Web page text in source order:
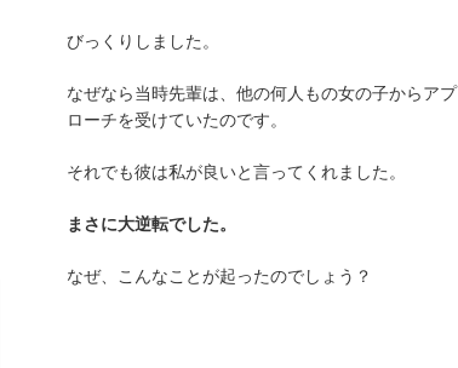
びっくりしました。
なぜなら当時先輩は、他の何人もの女の子からアプ
ローチを受けていたのです。
それでも彼は私が良いと言ってくれました。
まさに大逆転でした。
なぜ、こんなことが起ったのでしょう？